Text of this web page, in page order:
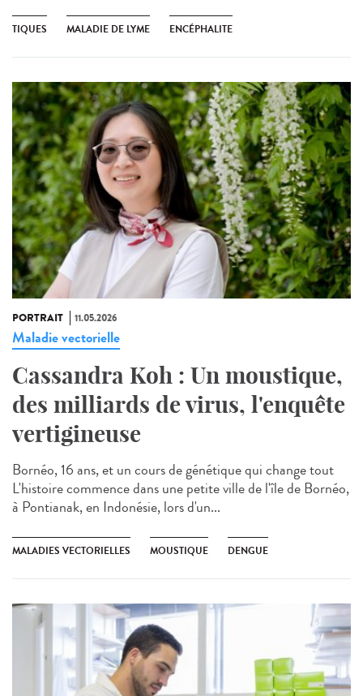
TIQUES MALADIE DE LYME ENCÉPHALITE
PORTRAIT 11.05.2026
Maladie vectorielle
Cassandra Koh : Un moustique,
des milliards de virus, l'enquête
vertigineuse
Bornéo, 16 ans, et un cours de génétique qui change tout
L'histoire commence dans une petite ville de l'île de Bornéo,
à Pontianak, en Indonésie, lors d'un...
MALADIES VECTORIELLES MOUSTIQUE DENGUE